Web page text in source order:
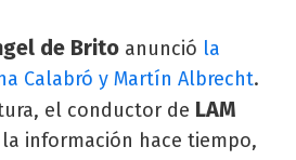
de Brito anunció la
Calabró y Martín Albrecht.
el conductor de LAM
información hace tiempo,